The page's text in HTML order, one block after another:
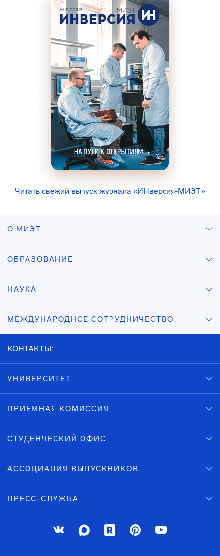
Читать свежий выпуск журнала «ИНверсия-МИЭТ»
О МИЭТ
ОБРАЗОВАНИЕ
НАУКА
МЕЖДУНАРОДНОЕ СОТРУДНИЧЕСТВО
КОНТАКТЫ:
УНИВЕРСИТЕТ
ПРИЕМНАЯ КОМИССИЯ
СТУДЕНЧЕСКИЙ ОФИС
АССОЦИАЦИЯ ВЫПУСКНИКОВ
ПРЕСС-СЛУЖБА